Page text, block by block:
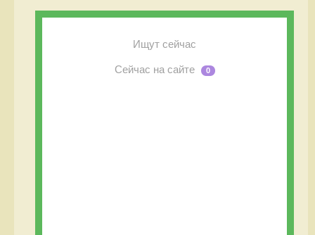
Ищут сейчас
Сейчас на сайте 0